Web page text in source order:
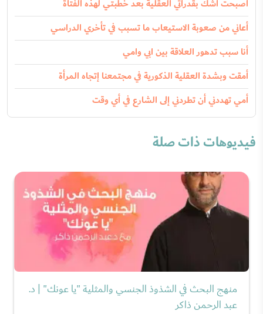
أصبحت أشك بقدراتي العقلية بعد خطبتي لهذه الفتاة
أعاني من صعوبة الاستيعاب ما تسبب في تأخري الدراسي
أنا سبب تدهور العلاقة بين ابي وامي
أمقت وبشدة العقلية الذكورية في مجتمعنا إتجاه المرأة
أمي تهددني أن تطردني إلى الشارع في أي وقت
فيديوهات ذات صلة
منهج البحث في الشذوذ الجنسي والمثلية "يا عونك" | د.
عبد الرحمن ذاكر